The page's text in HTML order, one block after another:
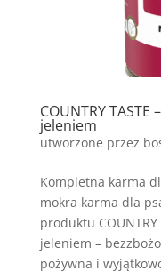
COUNTRY
jeleniem
utworzone przez
Kompletna karma
mokra karma dla
produktu
jeleniem –
pożywna i